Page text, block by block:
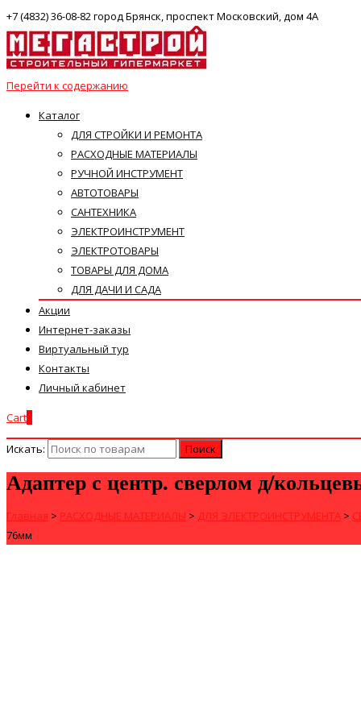
+7 (4832) 36-08-82 город Брянск, проспект Московский, дом 4А
Перейти к содержанию
Каталог
ДЛЯ СТРОЙКИ И РЕМОНТА
РАСХОДНЫЕ МАТЕРИАЛЫ
РУЧНОЙ ИНСТРУМЕНТ
АВТОТОВАРЫ
САНТЕХНИКА
ЭЛЕКТРОИНСТРУМЕНТ
ЭЛЕКТРОТОВАРЫ
ТОВАРЫ ДЛЯ ДОМА
ДЛЯ ДАЧИ И САДА
Акции
Интернет-заказы
Виртуальный тур
Контакты
Личный кабинет
Cart
Искать:
Адаптер с центр. сверлом д/
Главная > РАСХОДНЫЕ МАТЕРИАЛЫ > ДЛЯ ЭЛЕКТРОИНСТРУМЕНТА >
76мм